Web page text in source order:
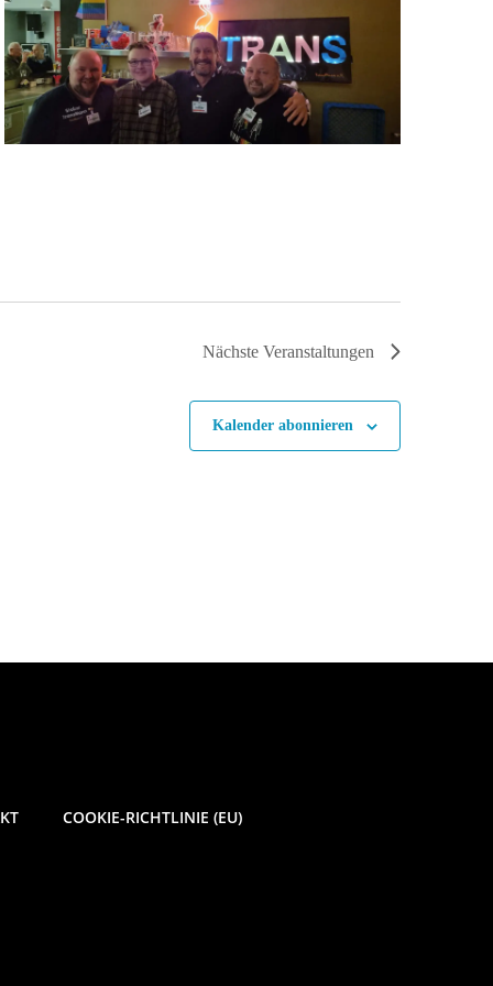
Nächste Veranstaltungen
Kalender abonnieren
COOKIE-RICHTLINIE (EU)